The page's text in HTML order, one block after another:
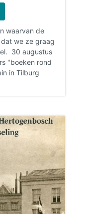
waarvan de
we ze graag
30 augustus
"boeken rond
in Tilburg